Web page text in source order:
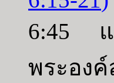
6:45 แ
พระองค์